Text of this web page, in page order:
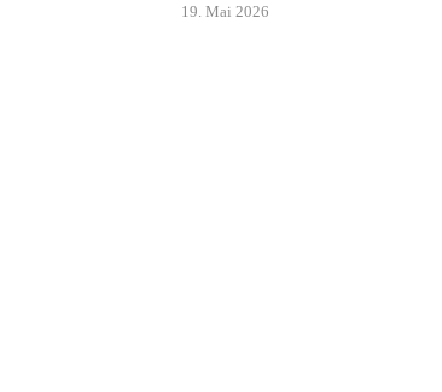
19. Mai 2026